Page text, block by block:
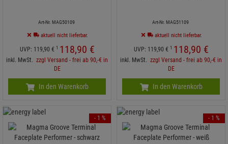
Art-Nr. MAG50109
aktuell nicht lieferbar.
UVP: 119,90 € 1 118,90 €
inkl. MwSt. zzgl Versand - frei ab 90,-€ in
DE
In den Warenkorb
Art-Nr. MAG51109
aktuell nicht lieferbar.
UVP: 119,90 € 1 118,90 €
inkl. MwSt. zzgl Versand - frei ab 90,-€ in
DE
In den Warenkorb
- 1 % - 1 %